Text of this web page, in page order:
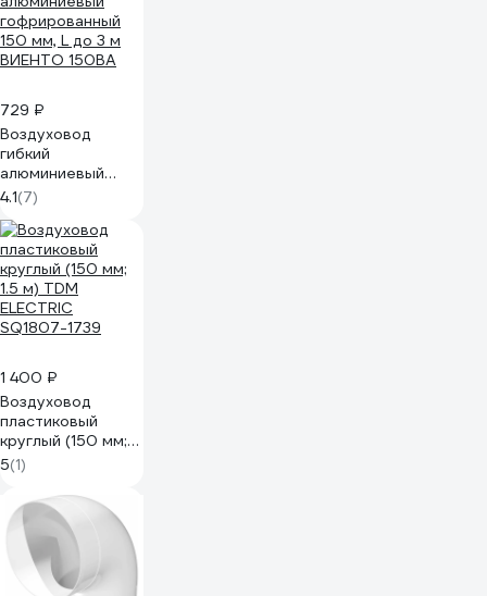
729 ₽
Воздуховод
гибкий
алюминиевый
гофрированный
150 мм, L до 3 м
ВИЕНТО 150ВА
4.1(7)
1 400 ₽
Воздуховод
пластиковый
круглый (150 мм;
1.5 м) TDM
ELECTRIC
SQ1807-1739
5(1)